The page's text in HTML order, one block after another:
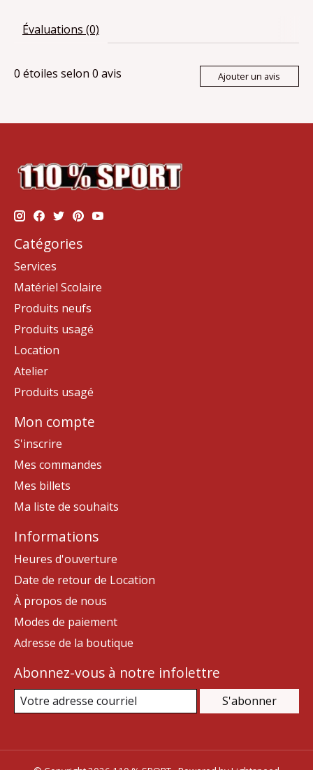
Évaluations (0)
0 étoiles selon 0 avis Ajouter un avis
Catégories
Services
Matériel Scolaire
Produits neufs
Produits usagé
Location
Atelier
Produits usagé
Mon compte
S'inscrire
Mes commandes
Mes billets
Ma liste de souhaits
Informations
Heures d'ouverture
Date de retour de Location
À propos de nous
Modes de paiement
Adresse de la boutique
Abonnez-vous à notre infolettre
S'abonner